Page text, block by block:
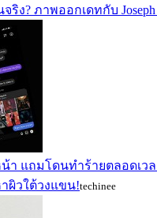
ริง? ภาพออกเดทกับ
า แถมโดนทำร้ายตลอดเว
ผิวใต้วงแขน!techinee